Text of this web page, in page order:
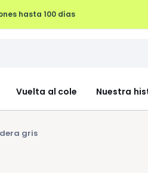
hasta 100 días
Vuelta al cole Nuestra
gris